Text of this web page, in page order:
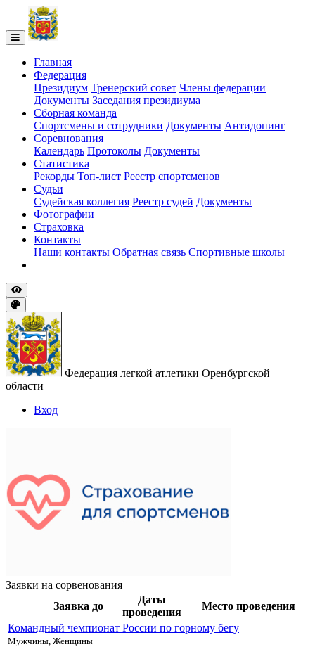
Главная
Федерация
Президиум Тренерский совет Члены федерации
Документы Заседания президиума
Сборная команда
Спортсмены и сотрудники Документы Антидопинг
Соревнования
Календарь Протоколы Документы
Статистика
Рекорды Топ-лист Реестр спортсменов
Судьи
Судейская коллегия Реестр судей Документы
Фотографии
Страховка
Контакты
Наши контакты Обратная связь Спортивные школы
Федерация легкой атлетики Оренбургской
области
Вход
Заявки на сорвенования
Заявка до
Даты
проведения
Место проведения
Командный чемпионат России по горному бегу
Мужчины, Женщины